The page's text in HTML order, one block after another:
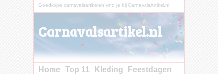
Goedkope carnavalsartikelen vind je bij CarnavalsArtikel.nl
Carnavalsartikel.nl
Home Top 11 Kleding
Feestdagen